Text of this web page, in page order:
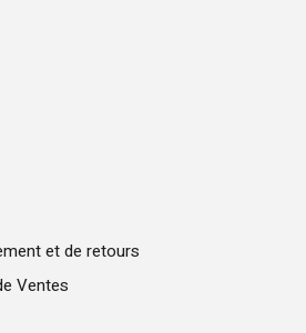
et de retours
Ventes